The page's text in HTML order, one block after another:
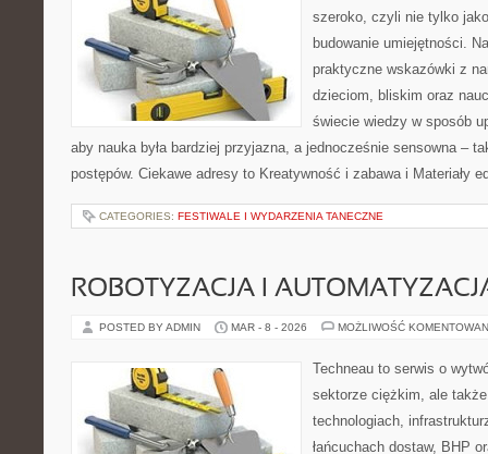
szeroko, czyli nie tylko
budowanie umiejętności.
praktyczne wskazówki z
dzieciom, bliskim oraz
świecie wiedzy w sposób
aby nauka była bardziej przyjazna, a jednocześnie sensowna –
postępów. Ciekawe adresy to Kreatywność i zabawa i Materiały
CATEGORIES: FESTIWALE I WYDARZENIA TANECZNE
ROBOTYZACJA I
POSTED BY ADMIN MAR - 8 - 2026 MOŻLIWOŚĆ
Techneau to serwis o
sektorze ciężkim, ale
technologiach,
łańcuchach dostaw, BHP